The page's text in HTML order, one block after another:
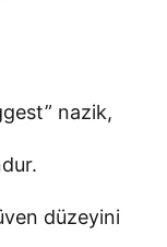
nazik,
düzeyini